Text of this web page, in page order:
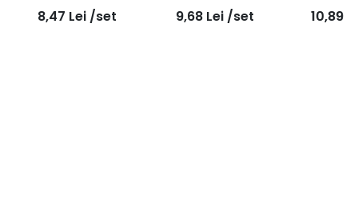
8,47 Lei /set 9,68 Lei /set 10,89